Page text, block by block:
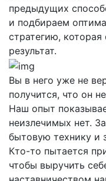
предыдущих
и подбираем
стратегию, которая
результат.
Вы в него уже не
получится, что он
Наш опыт
неизлечимых нет.
бытовую технику и
Кто-то пытается
чтобы выручить